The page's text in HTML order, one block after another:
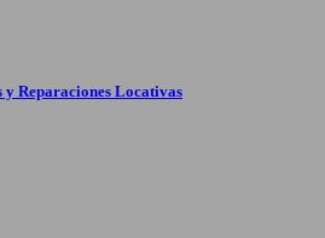
Reparaciones Locativas